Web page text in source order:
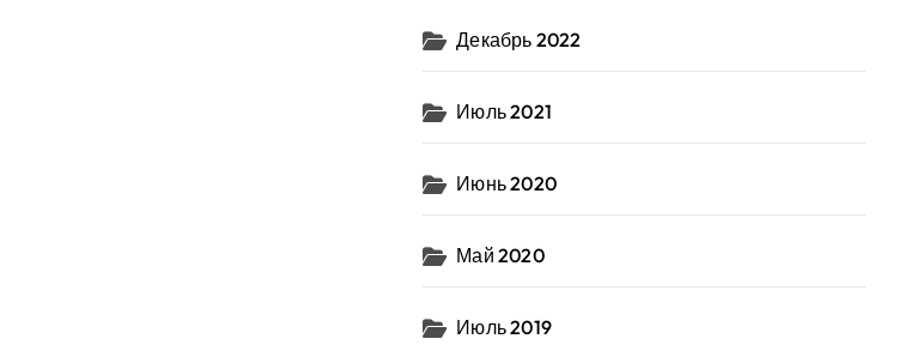
Декабрь 2022
Июль 2021
Июнь 2020
Май 2020
Июль 2019